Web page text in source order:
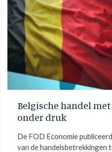
Belgische handel
onder druk
De FOD Economie
van de handelsbetrekkingen